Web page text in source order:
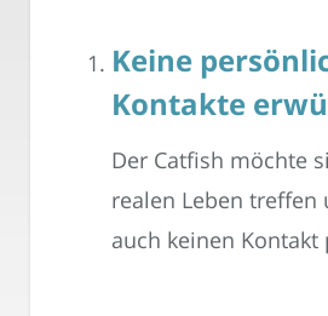
Keine
Kontakte
Der Catfish möchte
realen Leben treffen
auch keinen Kontakt